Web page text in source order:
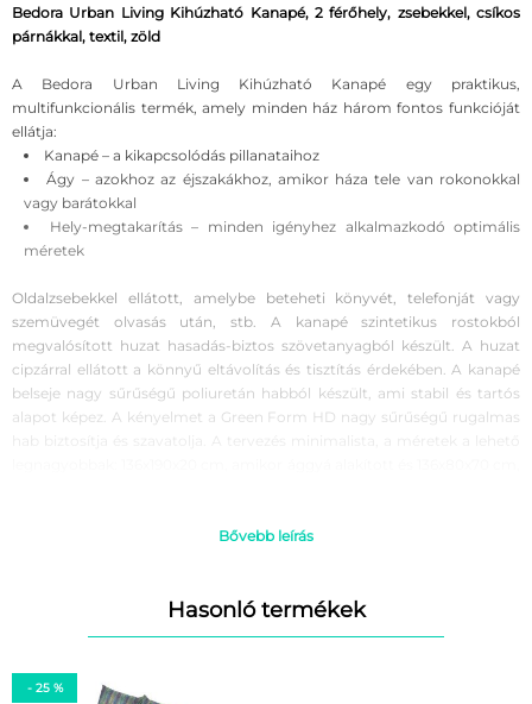
Bedora Urban Living Kihúzható Kanapé, 2 férőhely, zsebekkel, csíkos
párnákkal, textil, zöld
A Bedora Urban Living Kihúzható Kanapé egy praktikus,
multifunkcionális termék, amely minden ház három fontos funkcióját
ellátja:
Kanapé – a kikapcsolódás pillanataihoz
Ágy – azokhoz az éjszakákhoz, amikor háza tele van rokonokkal
vagy barátokkal
Hely-megtakarítás – minden igényhez alkalmazkodó optimális
méretek
Oldalzsebekkel ellátott, amelybe beteheti könyvét, telefonját vagy
szemüvegét olvasás után, stb. A kanapé szintetikus rostokból
megvalósított huzat hasadás-biztos szövetanyagból készült. A huzat
cipzárral ellátott a könnyű eltávolítás és tisztítás érdekében. A kanapé
belseje nagy sűrűségű poliuretán habból készült, ami stabil és tartós
alapot képez. A kényelmet a Green Form HD nagy sűrűségű rugalmas
A fényképek bemutató jellegűek. A szín eltérhet a bemutatott
Bővebb leírás
Hasonló termékek
- 25 %